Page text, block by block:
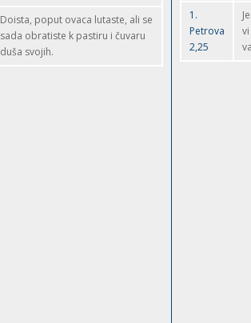
Doista, poput ovaca lutaste, ali se
sada obratiste k pastiru i čuvaru
duša svojih.
1.
Petrova
2,25